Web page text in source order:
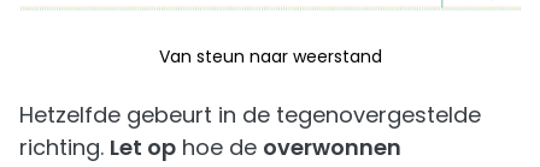
Van steun naar weerstand
Hetzelfde gebeurt in de tegenovergestelde
richting. Let op hoe de overwonnen